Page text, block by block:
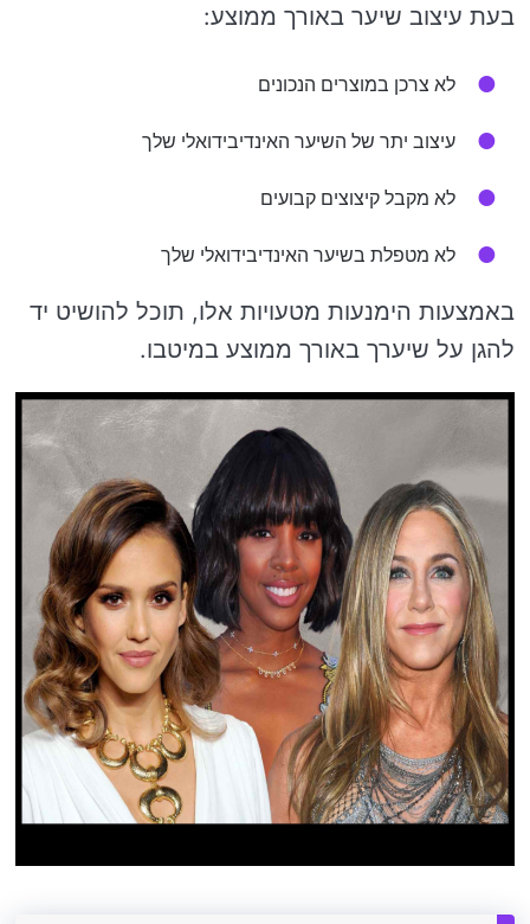
בעת ​​עיצוב שיער באורך ממוצע:
לא צרכן במוצרים הנכונים
עיצוב יתר של השיער האינדיבידואלי שלך
לא מקבל קיצוצים קבועים
לא מטפלת בשיער האינדיבידואלי שלך
באמצעות הימנעות מטעויות אלו, תוכל להושיט יד
להגן על שיערך באורך ממוצע במיטבו.